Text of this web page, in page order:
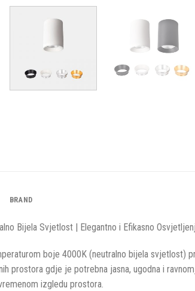
BRAND
Bijela Svjetlost | Elegantno i Efikasno
boje 4000K (neutralno bijela svjetlost)
prostora gdje je potrebna jasna, ugodna i
izgledu prostora.